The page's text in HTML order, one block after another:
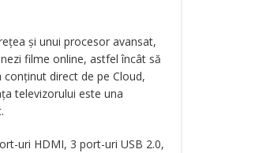
și unui procesor avansat,
filme online, astfel încât să
direct de pe Cloud,
televizorului este una
uri HDMI, 3 port-uri USB 2.0,